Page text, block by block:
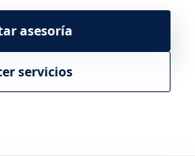
asesoría
servicios